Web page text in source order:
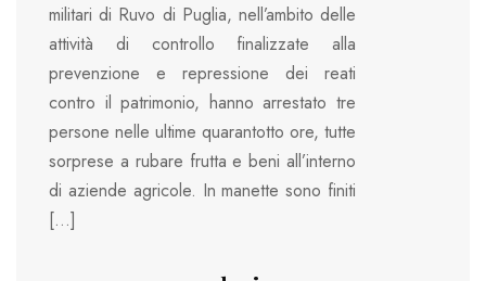
militari di Ruvo di Puglia, nell’ambito delle
attività di controllo finalizzate alla
prevenzione e repressione dei reati
contro il patrimonio, hanno arrestato tre
persone nelle ultime quarantotto ore, tutte
sorprese a rubare frutta e beni all’interno
di aziende agricole. In manette sono finiti
[…]